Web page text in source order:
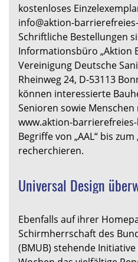
kostenloses
info@aktion-
Schriftliche Bestellungen
Informationsbüro „Aktion
Vereinigung Deutsche
Rheinweg 24, D-53113
können interessierte
Senioren sowie
www.aktion-
Begriffe von „AAL“ bis
recherchieren.
Universal Design
Ebenfalls auf ihrer
Schirmherrschaft des
(BMUB) stehende